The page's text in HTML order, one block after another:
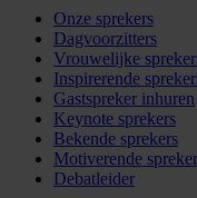
Onze sprekers
Dagvoorzitters
Vrouwelijke
Inspirerende
Gastspreker inhuren
Keynote sprekers
Bekende sprekers
Motiverende
Debatleider